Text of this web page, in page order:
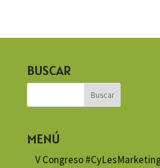
BUSCAR
MENÚ
V Congreso